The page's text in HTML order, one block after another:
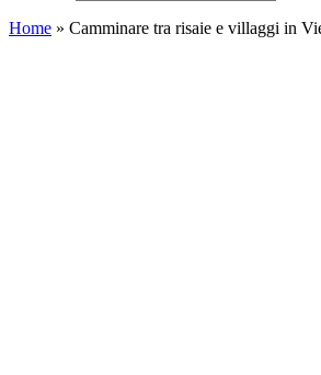
Home » Camminare tra risaie e villaggi in